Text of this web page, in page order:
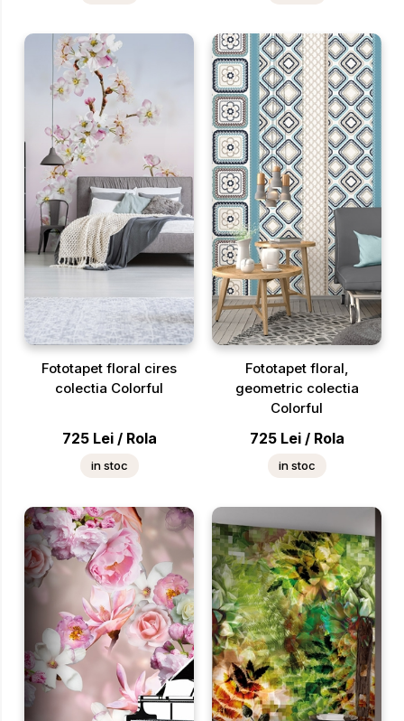
Fototapet floral cires
colectia Colorful
725 Lei / Rola
in stoc
Fototapet floral,
geometric colectia
Colorful
725 Lei / Rola
in stoc